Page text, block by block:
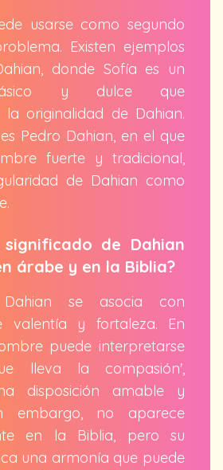
usarse como segundo
Existen ejemplos
donde Sofía es un
y dulce que
originalidad de Dahian.
Pedro Dahian, en el que
fuerte y tradicional,
de Dahian como
de Dahian
árabe y en la Biblia?
se asocia con
valentía y fortaleza. En
puede interpretarse
lleva la compasión',
disposición amable y
embargo, no aparece
en la Biblia, pero su
una armonía que puede